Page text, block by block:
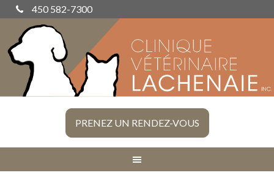
450 582-7300
PRENEZ UN RENDEZ-VOUS